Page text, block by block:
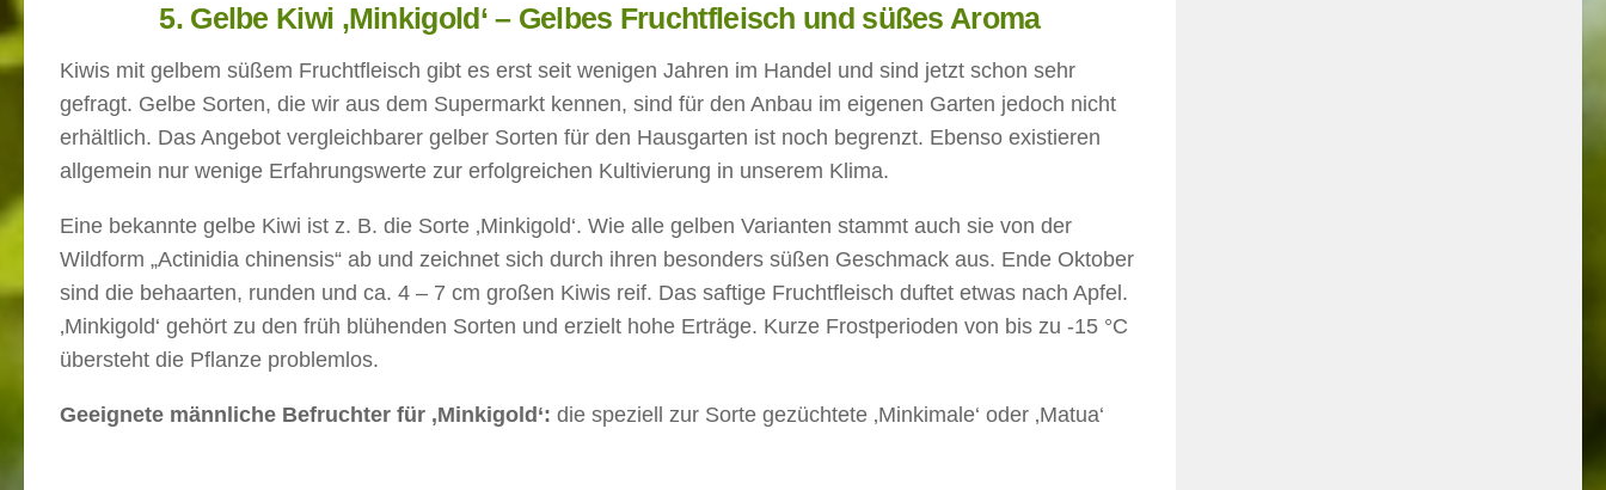
5. Gelbe Kiwi ‚Minkigold‘ – Gelbes Fruchtfleisch und süßes Aroma
Kiwis mit gelbem süßem Fruchtfleisch gibt es erst seit wenigen Jahren im Handel und sind jetzt schon sehr
gefragt. Gelbe Sorten, die wir aus dem Supermarkt kennen, sind für den Anbau im eigenen Garten jedoch nicht
erhältlich. Das Angebot vergleichbarer gelber Sorten für den Hausgarten ist noch begrenzt. Ebenso existieren
allgemein nur wenige Erfahrungswerte zur erfolgreichen Kultivierung in unserem Klima.
Eine bekannte gelbe Kiwi ist z. B. die Sorte ‚Minkigold‘. Wie alle gelben Varianten stammt auch sie von der
Wildform „Actinidia chinensis“ ab und zeichnet sich durch ihren besonders süßen Geschmack aus. Ende Oktober
sind die behaarten, runden und ca. 4 – 7 cm großen Kiwis reif. Das saftige Fruchtfleisch duftet etwas nach Apfel.
‚Minkigold‘ gehört zu den früh blühenden Sorten und erzielt hohe Erträge. Kurze Frostperioden von bis zu -15 °C
übersteht die Pflanze problemlos.
Geeignete männliche Befruchter für ‚Minkigold‘: die speziell zur Sorte gezüchtete ‚Minkimale‘ oder ‚Matua‘